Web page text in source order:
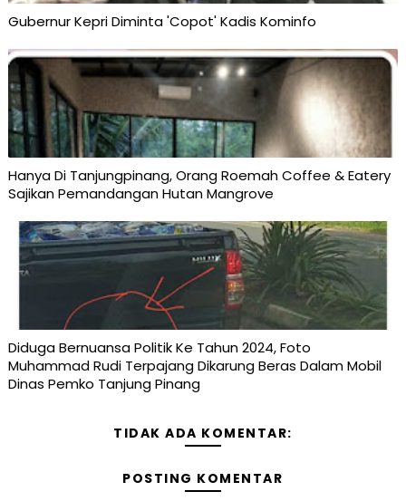
Gubernur Kepri Diminta 'Copot' Kadis Kominfo
Hanya Di Tanjungpinang, Orang Roemah Coffee & Eatery
Sajikan Pemandangan Hutan Mangrove
Diduga Bernuansa Politik Ke Tahun 2024, Foto
Muhammad Rudi Terpajang Dikarung Beras Dalam Mobil
Dinas Pemko Tanjung Pinang
TIDAK ADA KOMENTAR:
POSTING KOMENTAR